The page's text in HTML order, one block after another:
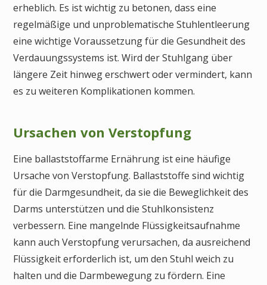
erheblich. Es ist wichtig zu betonen, dass eine
regelmäßige und unproblematische Stuhlentleerung
eine wichtige Voraussetzung für die Gesundheit des
Verdauungssystems ist. Wird der Stuhlgang über
längere Zeit hinweg erschwert oder vermindert, kann
es zu weiteren Komplikationen kommen.
Ursachen von Verstopfung
Eine ballaststoffarme Ernährung ist eine häufige
Ursache von Verstopfung. Ballaststoffe sind wichtig
für die Darmgesundheit, da sie die Beweglichkeit des
Darms unterstützen und die Stuhlkonsistenz
verbessern. Eine mangelnde Flüssigkeitsaufnahme
kann auch Verstopfung verursachen, da ausreichend
Flüssigkeit erforderlich ist, um den Stuhl weich zu
halten und die Darmbewegung zu fördern. Eine